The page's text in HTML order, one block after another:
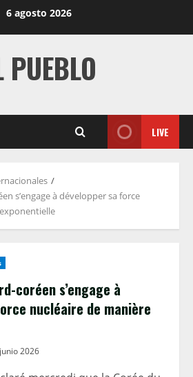
6 agosto 2026
PUEBLO
LIVE
s’engage à développer sa force
coréen s’engage à
nucléaire de manière
2026